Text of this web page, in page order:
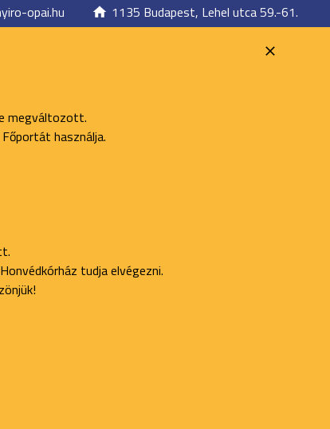
opai.hu 1135 Budapest, Lehel utca 59.-61.
megváltozott.
használja.
tudja elvégezni.